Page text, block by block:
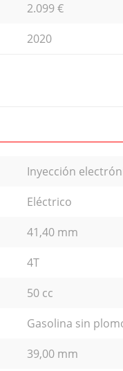
2.099 €
2020
Inyección
Eléctrico
41,40 mm
4T
50 cc
Gasolina sin
39,00 mm